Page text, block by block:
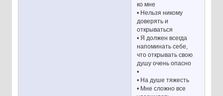
ко мне
• Нельзя никому
доверять и
открываться
• Я должен всегда
напоминать себе,
что открывать свою
душу очень опасно
•
• На душе тяжесть
• Мне сложно все